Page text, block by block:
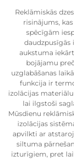
Reklāmiskās
risinājums,
spēcīgām
daudzpusīgās
aukstuma
bojājamu
uzglabāšanas
funkcija ir
izolācijas
lai ilgstoši
Mūsdienu
izolācijas
apvilkti ar
siltuma
izturīgiem, pret